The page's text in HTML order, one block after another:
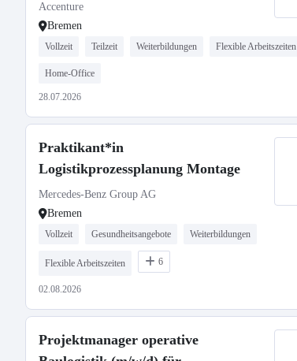
Accenture
Bremen
Vollzeit Teilzeit Weiterbildungen Flexible Arbeitszeiten
Home-Office
28.07.2026
Praktikant*in
Logistikprozessplanung Montage
Mercedes-Benz Group AG
Bremen
Vollzeit Gesundheitsangebote Weiterbildungen
Flexible Arbeitszeiten 6
02.08.2026
Projektmanager operative